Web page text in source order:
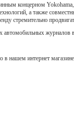
концерном
а также
стремительно
автомобильных
нашем интернет